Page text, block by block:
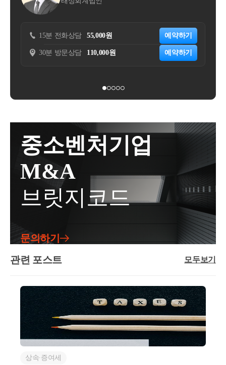
되,
자 할 때
요긴하게 활용 될 수 있습니다.
상속받은 주택 중과 배제 (167조의3 1항
7호 및 2항 2호)
상속받은 주택을 보유한 경우
중과 배제 혜택이 있는지 살펴볼까요?
단독상속권자 혹은 공동상속 최대지분권자의 경우
에
상속받은 날부터 5년이 경과되지 않았다면
주택 수에서 배제 됩니다.
1세대 1주택 비과세가 된다는 것과
중과가 배제된다는 것은 다른데요.
진행시증여세를 한푼도 안낼수도 있다는 것입니다.두
여세를 과세합니다.증여세가 정말 많이 줄어들 수 있
습니다.다만, 증여자인 부모가 추후 사망하는 경우상
속세에서 정산 과세되게 됩니다.예를 들어가업승계를
정산 방법은기존 증여재산가액 + 이번 상속재산가액
의10% ~ 50% 세율을 적용하는 것입니다.그래서 20억
원이 아닌 10억원 + 추가 상속재산의 합에 대한상속세
를 납부하게 됩니다.이 제도의 가장 큰 장점이 이 부분
입니다.증여시점에 자녀는 재산이 충분하지 않을 수
있기에증여세에 대한 과세를 상속 시점으로 이연시켜
주면서자연스럽게 자녀의 재산 축적을 도와주는 효과
가 있습니다.그리고 추후 상속이 일어난 경우,상속세
재원 마련 등의 사업적 기반,그리고 재산적 기반을 만
들어주게 되는거죠.물론 재산가액 가치도 증여 시점을
그대로 인용하고요.당연히 가업승계의 요건이 있고,가
업승계를 받은 뒤 자녀는 5년 이내가업을 승계 받고 실
안되는사후관리 요건을 엄격하게 진행해야 합니다.가
업상속공제모든 상속과 증여 이슈는부모님이 살아계
시는 현재 진행하는 것이 가장 좋은데요.가업상속도
마찬가지로상속 시점에 가업상속공제 에 대한 규정이
있지만,위의 증여세 과세특례에 비해사후관리가 매우
엄격한 부분이 있습니다.그럼에도 상속 공제액이 매우
크고 (600억까지)요건을 모두 갖추어 공제를 받을 수
시일 현재 일반주택을 소유하고 있을 것별도세대인 피
에 해당할 것일반주택을 상속주택보다 먼저 양도할 것
양도일 현재 일반주택은 2년 이상 보유요건을 충족할
것1번 요건 및 4번 요건주택은 상속이 일어난 뒤에 산
이며,동일세대라면 상속을 받았다 하더라도 상속 전/
후 모두동일 세대 기준으로 양도세 비과세를 판단하기
때문에별도 세대가 상속받은 경우 해당 비과세가 가능
합니다.3번 요건선순위상속주택에 해당하여야 합니
다.선순위 상속주택이란,돌아가신 분이 주택이 2채 이
상 있었다면그 중 아래 판단에 따라 선순위 1채만 비과
세 혜택이 가능하다는 의미입니다.선순위 상속주택은
다음과 같이 판단합니다.① 피상속인의 소유기간이 가
장 긴 주택② 피상속인의 거주기간이 가장 긴 주택③
피상속인이 상속개시일 현재 거주한 주택④ 기준시가
가 가장 높은 주택이 비과세 특례는,별도세대인 1주택
동상속주택으로 인한 비과세 특례 (소득령 제155조 제
3항)이 비과세 특례는&lt;공동상속&gt; 받은 경우 적용
되는 특례인데요.상속주택을 형제 혹은 부모/자녀 간
공동으로 지분을 상속받는 경우가 굉장히 많은데요.이
경우, 공동상속주택을 소수지분권자인 경우에 한하여
소유하고 있는 일반주택을 양도할 때 1주택자로 보아
용인 기흥구 / 구리시이 3곳이신규 지정이 되었습니다.
이제는 다주택자 중과, 취득세 중과, 대출 규제, 토허제
적용 등많은 분들이 조정지역 등의 효과를 잘 아시고
계실텐데요.다시 한번 정리해드리도록 하겠습니다.대
출가계대출은 크게주담대와 전세대출로 나누어집니
조건부 1주택자 포함)유주택자는 0% (대출 불가) 규제
0%, 유주택자가 60% 인 것과는대출 폭이 현저히 줄어
든다는 것을 알 수 있습니다.전세대출의 경우소유권
이전 조건부 전세대출은 금지되어매수자가 전세보증
금으로 매매 잔금을 대체하는갭투자 형태의 거래는 차
단이 되게 됩니다.세제조정지역의 다주택자의 경우취
득 / 양도 모두 문제가 될 수 있습니다.조정지역 내 물
건을 다주택자가취득하게 된다면,2주택은 8%, 3주택
은 12%의 취득세를 부과하게 됩니다.조정지역 내 물건
을 다주택자가양도하게 된다면,양도소득세 중과 (2주
택 20%, 3주택 30% up)장기보유특별공제를 전면 배제
하게 됩니다.양도세에서는 장특공제의 공제율이 세액
이가 날 수 있습니다.또한 조정지역 내 물건을 매수하
신다면,보유요건 뿐만 아니라 거주요건 2년을 필수적
으로 충족해야만1세대 1주택 비과세가 가능해집니다.
토지거래허가토지거래허가구역에서는부동산 계약하
시는 것이상당히 기간도 길어지고 사안이 복잡해지게
됩니다.토허제 지역의 집을 사기 위해서는약정서를 쓴
예약하기
예약하기
15분 전화상담 50,000원
30분 방문상담 200,000원
중소벤처기업
M&A
브릿지코드
문의하기
관련 포스트
모두보기
상속∙증여세